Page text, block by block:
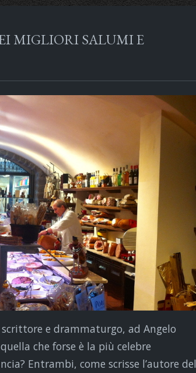
MIGLIORI SALUMI E
e drammaturgo, ad Angelo
che forse è la più celebre
Entrambi, come scrisse l’autore del